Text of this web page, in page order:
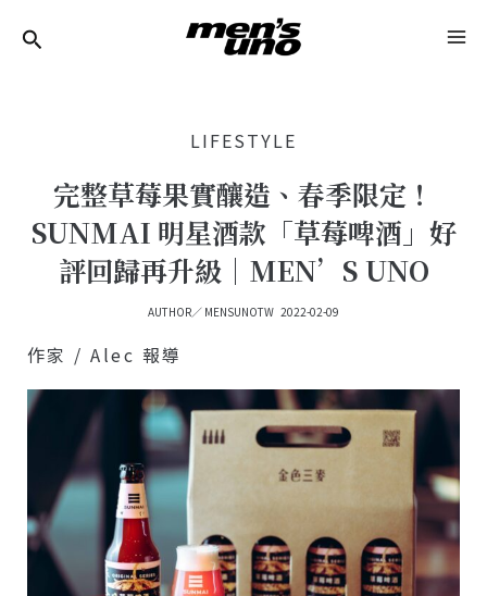
LIFESTYLE
完整草莓果實釀造、春季限定！
SUNMAI 明星酒款「草莓啤酒」好
評回歸再升級｜MEN’S UNO
AUTHOR／ MENSUNOTW 2022-02-09
作家 / Alec 報導
Navigation